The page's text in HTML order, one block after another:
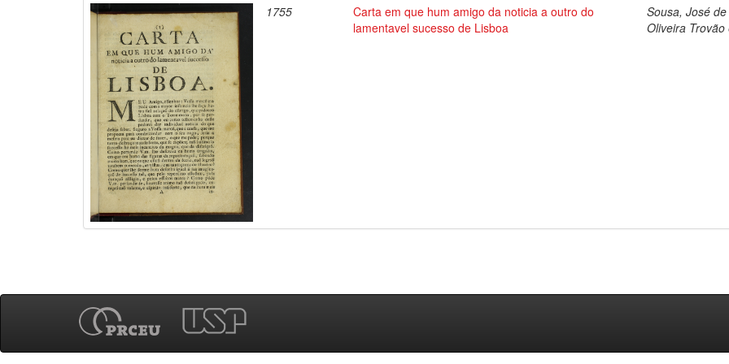
1755
Carta em que hum amigo da noticia a outro do
lamentavel sucesso de Lisboa
Sousa, José de
Oliveira Trovão